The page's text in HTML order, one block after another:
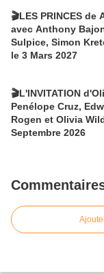
🎬LES PRINCES
avec Anthony
Sulpice, Simon
le 3 Mars 2027
🎬L'INVITATION
Penélope Cruz,
Rogen et Olivia
Septembre 2026